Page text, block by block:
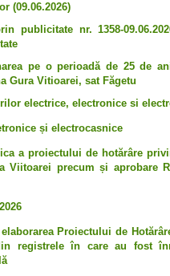
(09.06.2026)
publicitate nr. 1358-
pe o perioadă de 25
Gura Vitioarei, sat Făgetu
electrice, electronice si
și electrocasnice
a proiectului de hotărâre
Viitoarei precum și aprobare
elaborarea Proiectului de
registrele în care au fost